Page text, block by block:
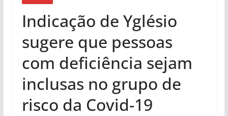
Indicação de Yglésio
sugere que pessoas
com deficiência sejam
inclusas no grupo de
risco da Covid-19